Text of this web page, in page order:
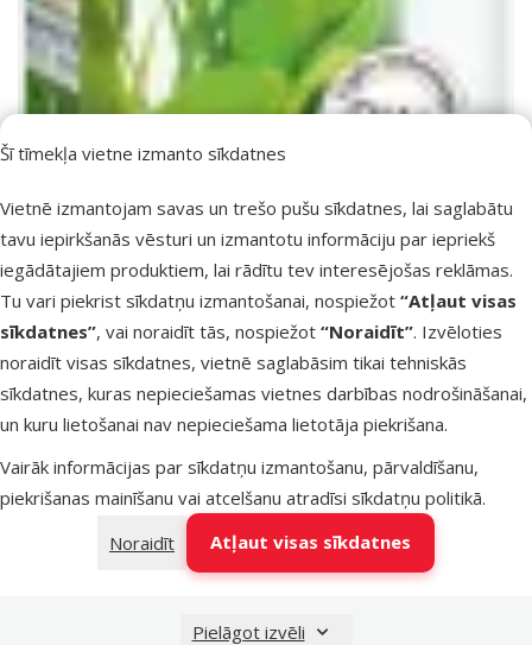
Šī tīmekļa vietne izmanto sīkdatnes
Vietnē izmantojam savas un trešo pušu sīkdatnes, lai saglabātu
tavu iepirkšanās vēsturi un izmantotu informāciju par iepriekš
iegādātajiem produktiem, lai rādītu tev interesējošas reklāmas.
Tu vari piekrist sīkdatņu izmantošanai, nospiežot “Atļaut visas
sīkdatnes”, vai noraidīt tās, nospiežot “Noraidīt”. Izvēloties
noraidīt visas sīkdatnes, vietnē saglabāsim tikai tehniskās
sīkdatnes, kuras nepieciešamas vietnes darbības nodrošināšanai,
un kuru lietošanai nav nepieciešama lietotāja piekrišana.
Vairāk informācijas par sīkdatņu izmantošanu, pārvaldīšanu,
piekrišanas mainīšanu vai atcelšanu atradīsi sīkdatņu politikā.
Noraidīt
Atļaut visas sīkdatnes
Pielāgot izvēli